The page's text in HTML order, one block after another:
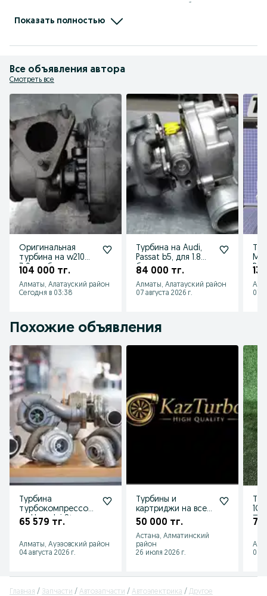
восстановления мы озвучиваем сразу – до оформления заказа. Никаких
скрытых платежей и накруток вам платить не придется.
Мы выполняем следующий спектр работ:
* Проверка на стенде
* Чистка турбокомпрессора
* Замена и калибровка блока изменения угла атаки выхлопного газа
* Замена геометрии
Показать полностью
Все объявления автора
Смотреть все
Оригинальная
турбина на w210
3.0 турбодизель,
гарант
104 000 тг.
Алматы, Алатауский район
Сегодня в 03:38
Турбина на Audi,
Passat b5, для 1.8
бензинового
84 000 тг.
Алматы, Алатауский район
07 августа 2026 г.
07
Похожие объявления
Турбина
турбокомпрессор
на Hyundai Starex
65 579 тг.
Алматы, Ауэзовский район
04 августа 2026 г.
Турбины и
картриджи на все
марки авто
50 000 тг.
Астана, Алматинский
район
26 июля 2026 г.
70
06
Главная Запчасти Автозапчасти Автоэлектрика Другое